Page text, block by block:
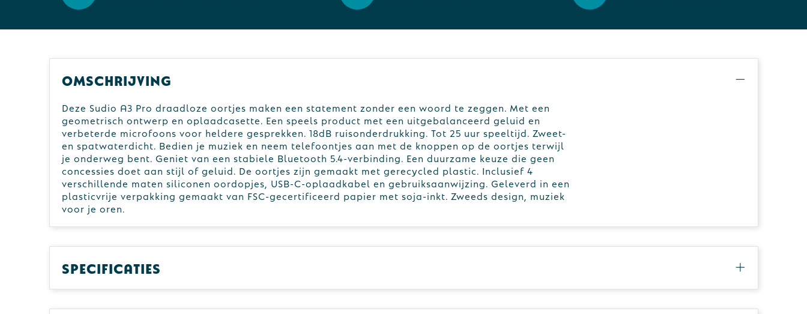
Omschrijving
Deze Sudio A3 Pro draadloze oortjes maken een statement zonder een woord te zeggen. Met een
geometrisch ontwerp en oplaadcasette. Een speels product met een uitgebalanceerd geluid en
verbeterde microfoons voor heldere gesprekken. 18dB ruisonderdrukking. Tot 25 uur speeltijd. Zweet-
en spatwaterdicht. Bedien je muziek en neem telefoontjes aan met de knoppen op de oortjes terwijl
je onderweg bent. Geniet van een stabiele Bluetooth 5.4-verbinding. Een duurzame keuze die geen
concessies doet aan stijl of geluid. De oortjes zijn gemaakt met gerecycled plastic. Inclusief 4
verschillende maten siliconen oordopjes, USB-C-oplaadkabel en gebruiksaanwijzing. Geleverd in een
plasticvrije verpakking gemaakt van FSC-gecertificeerd papier met soja-inkt. Zweeds design, muziek
voor je oren.
Specificaties